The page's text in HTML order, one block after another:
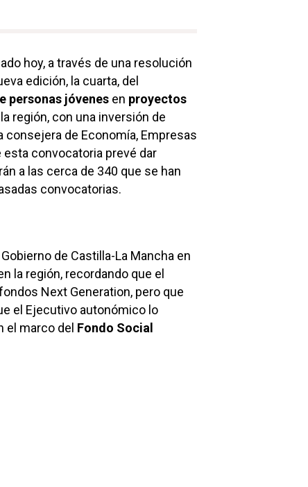
hoy, a través de una resolución
edición, la cuarta, del
personas jóvenes en proyectos
región, con una inversión de
consejera de Economía, Empresas
esta convocatoria prevé dar
a las cerca de 340 que se han
convocatorias.
de Castilla-La Mancha en
la región, recordando que el
Next Generation, pero que
el Ejecutivo autonómico lo
el marco del Fondo Social